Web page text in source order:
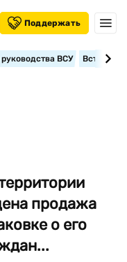
Поддержать
ВСУ
продажа
о его